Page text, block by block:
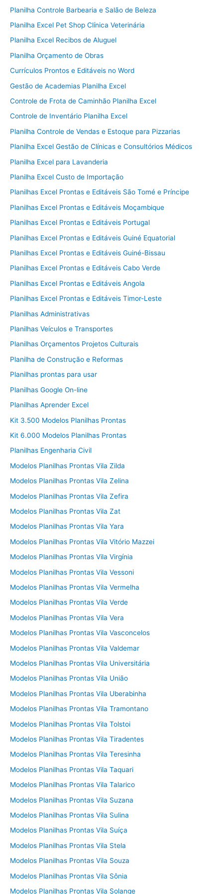
Planilha Controle Barbearia e Salão de Beleza
Planilha Excel Pet Shop Clínica Veterinária
Planilha Excel Recibos de Aluguel
Planilha Orçamento de Obras
Currículos Prontos e Editáveis no Word
Gestão de Academias Planilha Excel
Controle de Frota de Caminhão Planilha Excel
Controle de Inventário Planilha Excel
Planilha Controle de Vendas e Estoque para Pizzarias
Planilha Excel Gestão de Clínicas e Consultórios Médicos
Planilha Excel para Lavanderia
Planilha Excel Custo de Importação
Planilhas Excel Prontas e Editáveis São Tomé e Príncipe
Planilhas Excel Prontas e Editáveis Moçambique
Planilhas Excel Prontas e Editáveis Portugal
Planilhas Excel Prontas e Editáveis Guiné Equatorial
Planilhas Excel Prontas e Editáveis Guiné-Bissau
Planilhas Excel Prontas e Editáveis Cabo Verde
Planilhas Excel Prontas e Editáveis Angola
Planilhas Excel Prontas e Editáveis Timor-Leste
Planilhas Administrativas
Planilhas Veículos e Transportes
Planilhas Orçamentos Projetos Culturais
Planilha de Construção e Reformas
Planilhas prontas para usar
Planilhas Google On-line
Planilhas Aprender Excel
Kit 3.500 Modelos Planilhas Prontas
Kit 6.000 Modelos Planilhas Prontas
Planilhas Engenharia Civil
Modelos Planilhas Prontas Vila Zilda
Modelos Planilhas Prontas Vila Zelina
Modelos Planilhas Prontas Vila Zefira
Modelos Planilhas Prontas Vila Zat
Modelos Planilhas Prontas Vila Yara
Modelos Planilhas Prontas Vila Vitório Mazzei
Modelos Planilhas Prontas Vila Virgínia
Modelos Planilhas Prontas Vila Vessoni
Modelos Planilhas Prontas Vila Vermelha
Modelos Planilhas Prontas Vila Verde
Modelos Planilhas Prontas Vila Vera
Modelos Planilhas Prontas Vila Vasconcelos
Modelos Planilhas Prontas Vila Valdemar
Modelos Planilhas Prontas Vila Universitária
Modelos Planilhas Prontas Vila União
Modelos Planilhas Prontas Vila Uberabinha
Modelos Planilhas Prontas Vila Tramontano
Modelos Planilhas Prontas Vila Tolstoi
Modelos Planilhas Prontas Vila Tiradentes
Modelos Planilhas Prontas Vila Teresinha
Modelos Planilhas Prontas Vila Taquari
Modelos Planilhas Prontas Vila Talarico
Modelos Planilhas Prontas Vila Suzana
Modelos Planilhas Prontas Vila Sulina
Modelos Planilhas Prontas Vila Suíça
Modelos Planilhas Prontas Vila Stela
Modelos Planilhas Prontas Vila Souza
Modelos Planilhas Prontas Vila Sônia
Modelos Planilhas Prontas Vila Solange